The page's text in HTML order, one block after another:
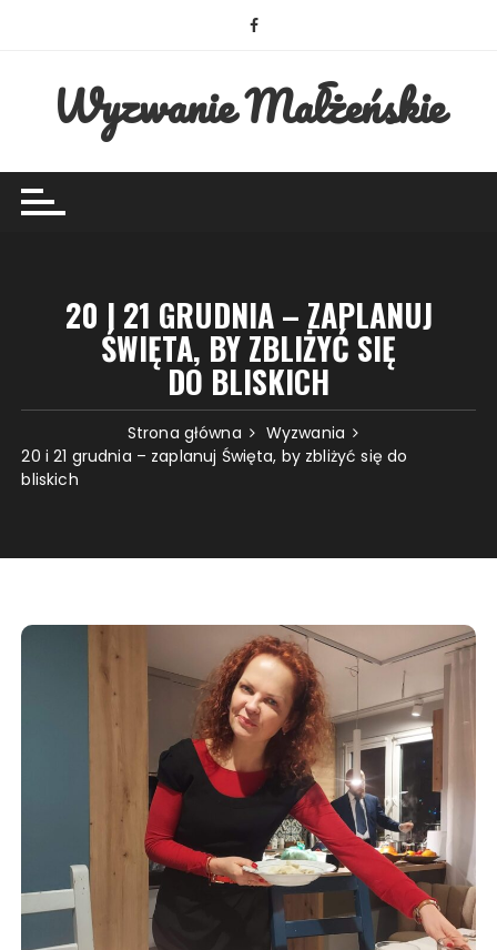
Wyzwanie Małżeńskie
20 I 21 GRUDNIA – ZAPLANUJ
ŚWIĘTA, BY ZBLIŻYĆ SIĘ
DO BLISKICH
Strona główna
Wyzwania
20 i 21 grudnia – zaplanuj Święta, by zbliżyć się do
bliskich